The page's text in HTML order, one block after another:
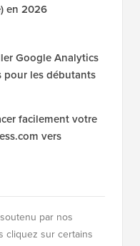
en 2026
Google Analytics
pour les débutants
facilement votre
vers
par nos
cliquez sur certains